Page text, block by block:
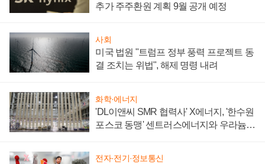
추가 주주환원 계획 9월 공개 예정
사회
미국 법원 "트럼프 정부 풍력 프로젝트 동
결 조치는 위법", 해제 명령 내려
화학·에너지
'DL이앤씨 SMR 협력사' X에너지, '한수원
포스코 동맹' 센트러스에너지와 우라늄
전자·전기·정보통신